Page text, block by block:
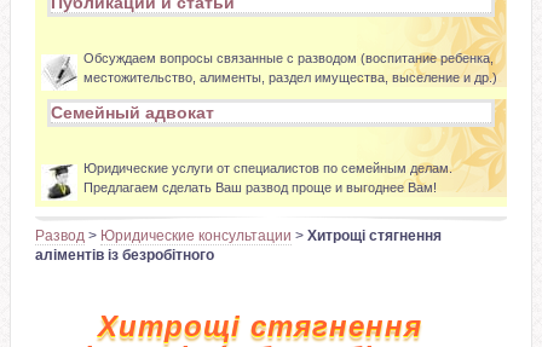
Обсуждаем вопросы связанные с разводом (воспитание ребенка,
местожительство, алименты, раздел имущества, выселение и др.)
Семейный адвокат
Юридические услуги от специалистов по семейным делам.
Предлагаем сделать Ваш развод проще и выгоднее Вам!
Развод > Юридические консультации > Хитрощі стягнення
аліментів із безробітного
Хитрощі стягнення